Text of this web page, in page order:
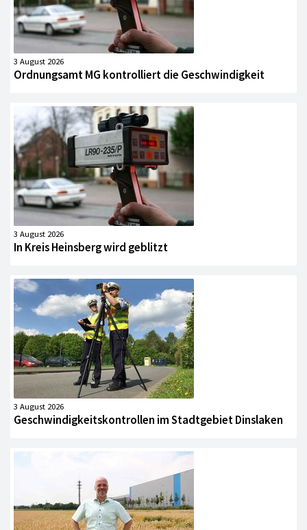
3 August 2026
Ordnungsamt MG kontrolliert die Geschwindigkeit
3 August 2026
In Kreis Heinsberg wird geblitzt
3 August 2026
Geschwindigkeitskontrollen im Stadtgebiet Dinslaken